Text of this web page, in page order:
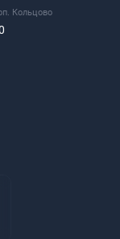
Кольцово